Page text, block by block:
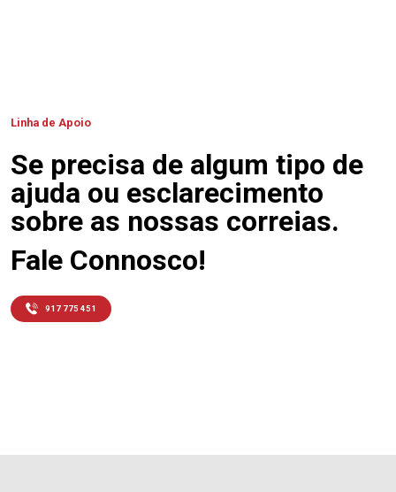
Linha de Apoio
Se precisa de algum tipo de
ajuda ou esclarecimento
sobre as nossas correias.
Fale Connosco!
917 775 451